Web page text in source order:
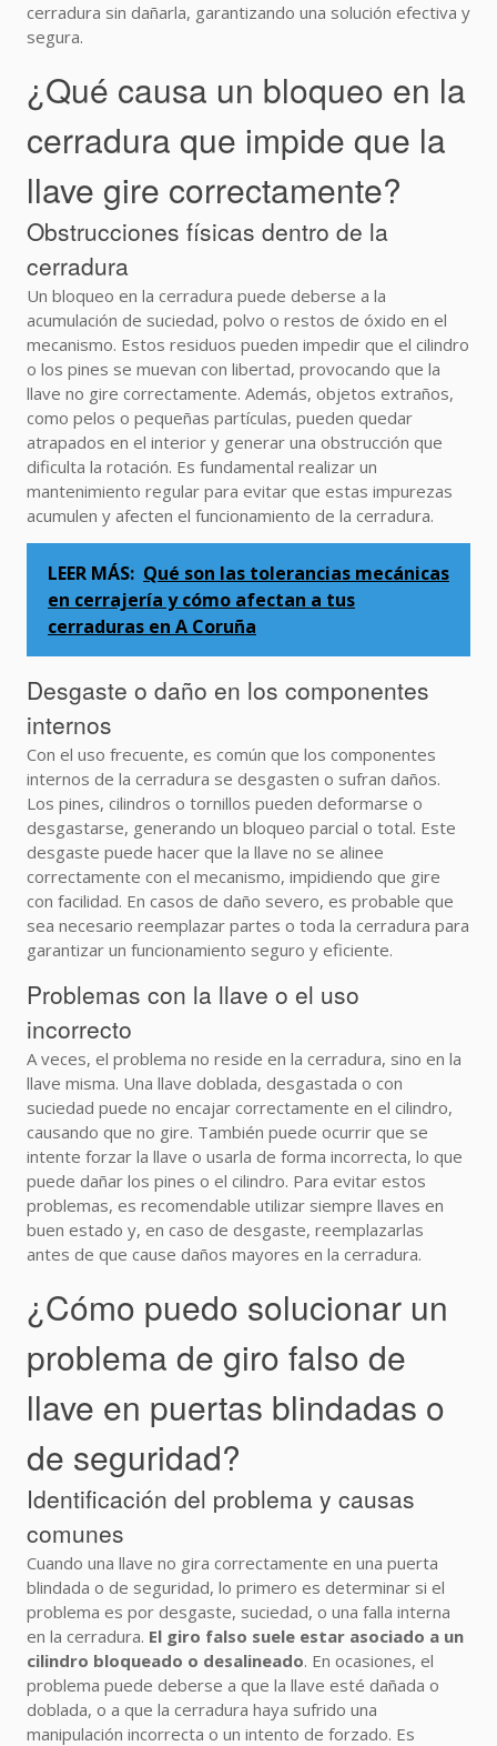
cerradura sin dañarla, garantizando una solución efectiva y
segura.
¿Qué causa un bloqueo en la
cerradura que impide que la
llave gire correctamente?
Obstrucciones físicas dentro de la
cerradura
Un bloqueo en la cerradura puede deberse a la
acumulación de suciedad, polvo o restos de óxido en el
mecanismo. Estos residuos pueden impedir que el cilindro
o los pines se muevan con libertad, provocando que la
llave no gire correctamente. Además, objetos extraños,
como pelos o pequeñas partículas, pueden quedar
atrapados en el interior y generar una obstrucción que
dificulta la rotación. Es fundamental realizar un
mantenimiento regular para evitar que estas impurezas
acumulen y afecten el funcionamiento de la cerradura.
LEER MÁS: Qué son las tolerancias mecánicas
en cerrajería y cómo afectan a tus
cerraduras en A Coruña
Desgaste o daño en los componentes
internos
Con el uso frecuente, es común que los componentes
internos de la cerradura se desgasten o sufran daños.
Los pines, cilindros o tornillos pueden deformarse o
desgastarse, generando un bloqueo parcial o total. Este
desgaste puede hacer que la llave no se alinee
correctamente con el mecanismo, impidiendo que gire
con facilidad. En casos de daño severo, es probable que
sea necesario reemplazar partes o toda la cerradura para
garantizar un funcionamiento seguro y eficiente.
Problemas con la llave o el uso
incorrecto
A veces, el problema no reside en la cerradura, sino en la
llave misma. Una llave doblada, desgastada o con
suciedad puede no encajar correctamente en el cilindro,
causando que no gire. También puede ocurrir que se
intente forzar la llave o usarla de forma incorrecta, lo que
puede dañar los pines o el cilindro. Para evitar estos
problemas, es recomendable utilizar siempre llaves en
buen estado y, en caso de desgaste, reemplazarlas
antes de que cause daños mayores en la cerradura.
¿Cómo puedo solucionar un
problema de giro falso de
llave en puertas blindadas o
de seguridad?
Identificación del problema y causas
comunes
Cuando una llave no gira correctamente en una puerta
blindada o de seguridad, lo primero es determinar si el
problema es por desgaste, suciedad, o una falla interna
en la cerradura. El giro falso suele estar asociado a un
cilindro bloqueado o desalineado. En ocasiones, el
problema puede deberse a que la llave esté dañada o
doblada, o a que la cerradura haya sufrido una
manipulación incorrecta o un intento de forzado. Es